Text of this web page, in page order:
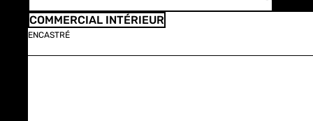
COMMERCIAL INTÉRIEUR
ENCASTRÉ